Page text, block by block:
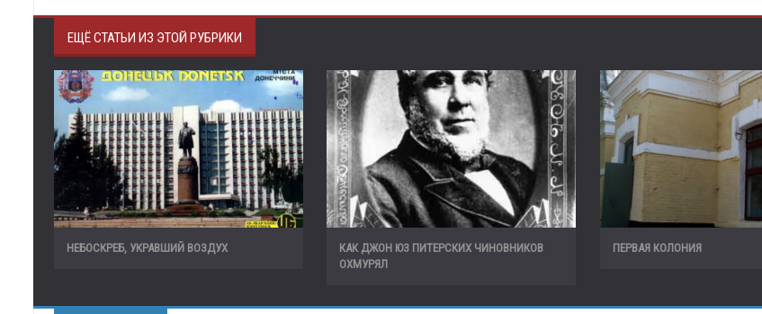
ЕЩЁ СТАТЬИ ИЗ ЭТОЙ РУБРИКИ
НЕБОСКРЕБ, УКРАВШИЙ ВОЗДУХ
КАК ДЖОН ЮЗ ПИТЕРСКИХ ЧИНОВНИКОВ
ОХМУРЯЛ
ПЕРВАЯ КОЛОНИЯ